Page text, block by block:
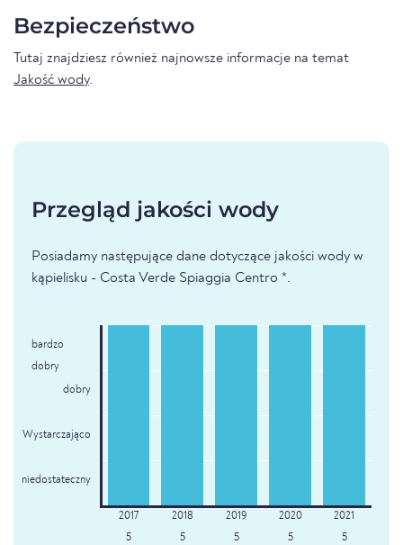
Bezpieczeństwo
Tutaj znajdziesz również najnowsze informacje na temat
Jakość wody.
Przegląd jakości wody
Posiadamy następujące dane dotyczące jakości wody w
kąpielisku - Costa Verde Spiaggia Centro *.
bardzo
dobry
dobry
Wystarczająco
niedostateczny
5 5 5 5 5